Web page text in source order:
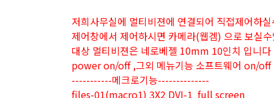
저희사무실에 멀티비젼에 연결되어 직접제어하
제어창에서 제어하시면 카메라(웹겜) 으로 보실
대상 멀티비젼은 네로베젤 10mm 10인치 입니다
power on/off ,그외 메뉴기능 소프트웨어 on/off
-----------메크로기능--------------
files-01(macro1) 3X2 DVI-1 full screen